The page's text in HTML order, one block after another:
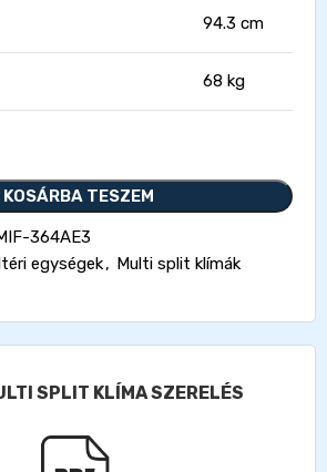
94.3 cm
68 kg
KOSÁRBA TESZEM
364AE3
egységek, Multi split klímák
SPLIT KLÍMA SZERELÉS